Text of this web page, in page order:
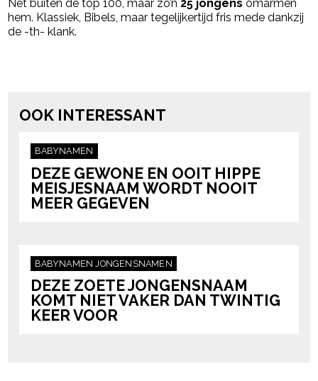
Net buiten de top 100, maar zo’n 25 jongens omarmen
hem. Klassiek, Bibels, maar tegelijkertijd fris mede dankzij
de -th- klank.
OOK INTERESSANT
BABYNAMEN
DEZE GEWONE EN OOIT HIPPE
MEISJESNAAM WORDT NOOIT
MEER GEGEVEN
BABYNAMEN JONGENSNAMEN
DEZE ZOETE JONGENSNAAM
KOMT NIET VAKER DAN TWINTIG
KEER VOOR